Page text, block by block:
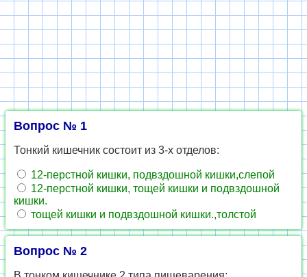
Вопрос № 1
Тонкий кишечник состоит из 3-х отделов:
12-перстной кишки, подвздошной кишки,слепой
12-перстной кишки, тощей кишки и подвздошной
кишки.
тощей кишки и подвздошной кишки.,толстой
Вопрос № 2